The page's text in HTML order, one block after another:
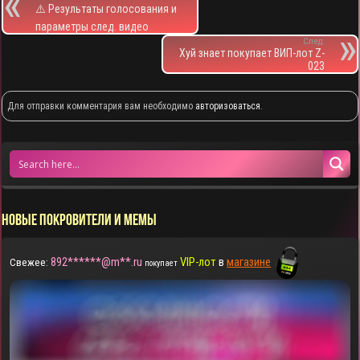
⚠️ Результаты голосования и
параметры след. видео
След.
Хуй знает покупает ВИП-лот Z-
023
Для отправки комментария вам необходимо авторизоваться.
НОВЫЕ ПОКРОВИТЕЛИ И МЕМЫ
Свежее: 892******@m**.ru покупает VIP-лотвмагазине